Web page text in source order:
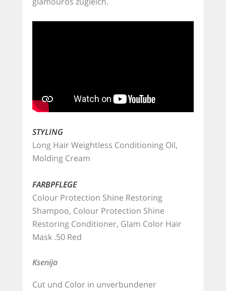
STYLING
Long Hair Weightless Conditioning Oil,
Molding Cream
FARBPFLEGE
Colour Protection Shine Restoring
Shampoo, Colour Protection Shine
Restoring Conditioner, Glam Color Hair
Mask .50 Red
Ksenija
Cut und Color in unverbundener